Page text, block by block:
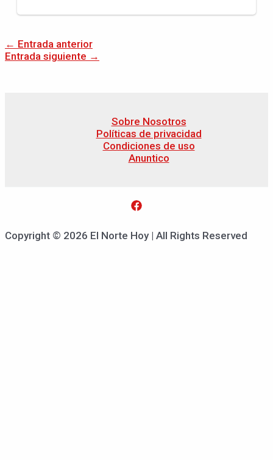
← Entrada anterior
Entrada siguiente →
Sobre Nosotros
Políticas de privacidad
Condiciones de uso
Anuntico
Copyright © 2026 El Norte Hoy | All Rights Reserved